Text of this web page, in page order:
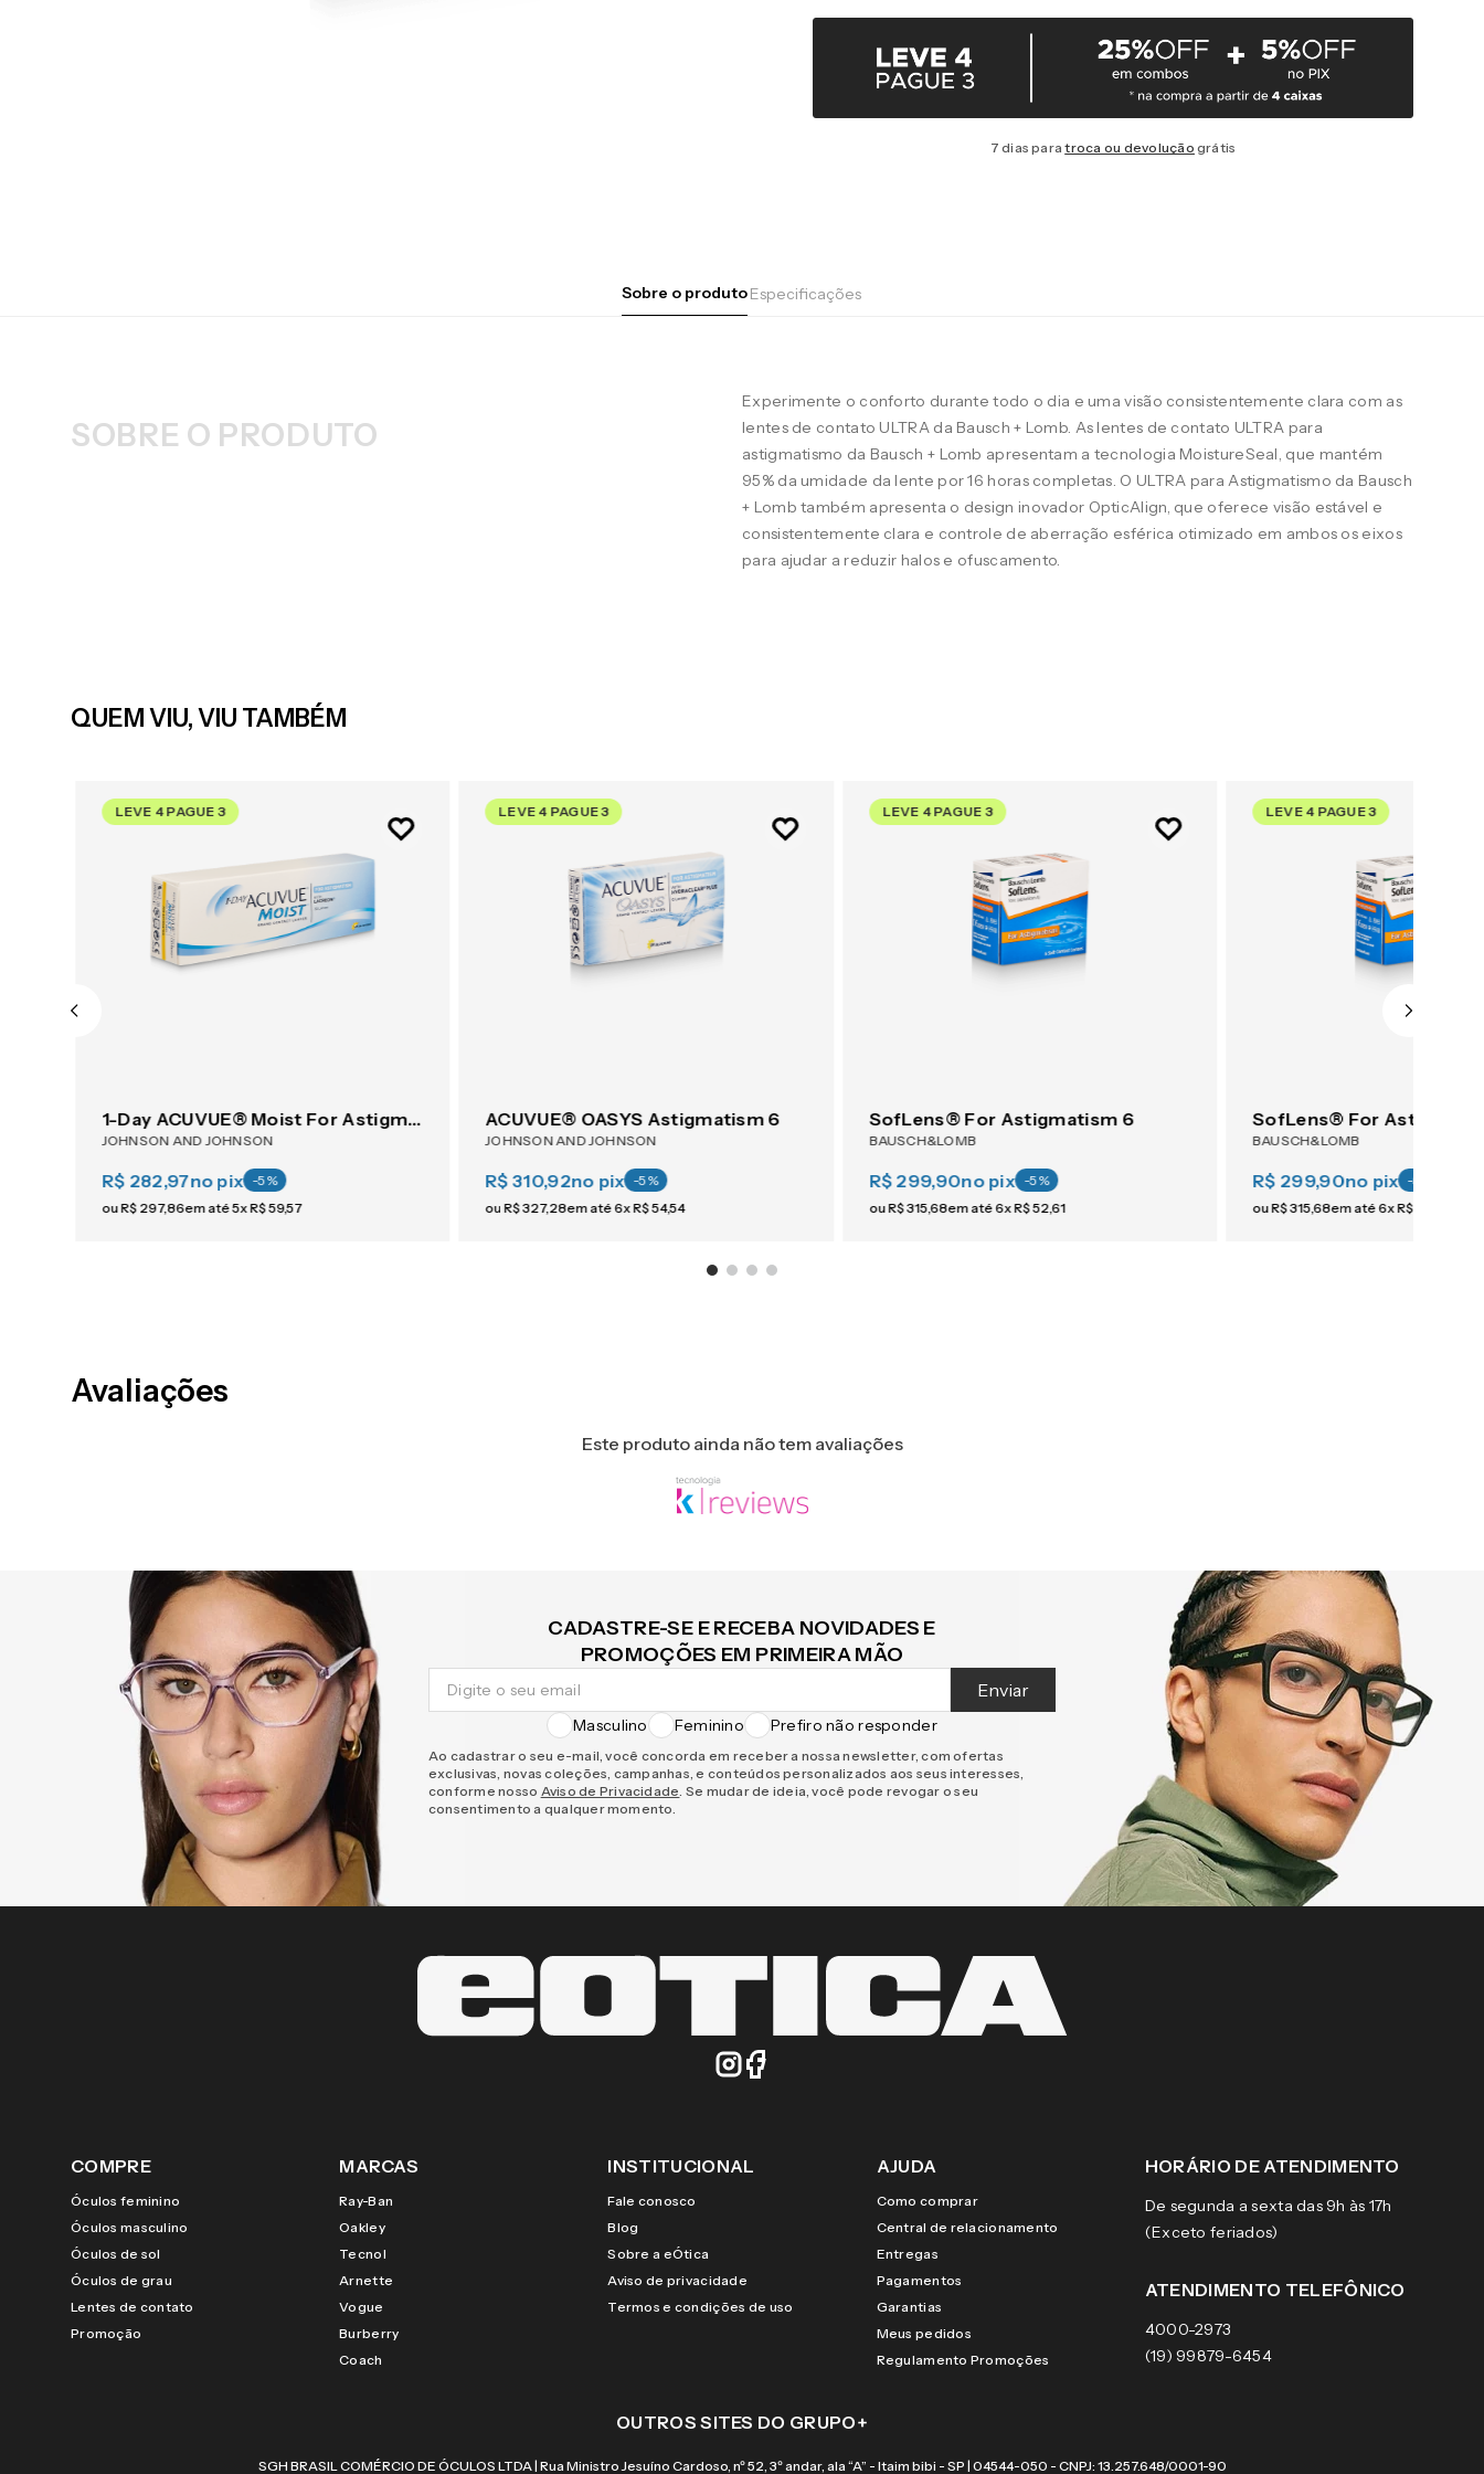
7 dias paratroca ou devolução grátis
Sobre o produtoEspecificações
SOBRE O PRODUTO
Experimente o conforto durante todo o dia e uma visão consistentemente clara com as
lentes de contato ULTRA da Bausch + Lomb. As lentes de contato ULTRA para
astigmatismo da Bausch + Lomb apresentam a tecnologia MoistureSeal, que mantém
95% da umidade da lente por 16 horas completas. O ULTRA para Astigmatismo da Bausch
+ Lomb também apresenta o design inovador OpticAlign, que oferece visão estável e
consistentemente clara e controle de aberração esférica otimizado em ambos os eixos
para ajudar a reduzir halos e ofuscamento.
QUEM VIU, VIU TAMBÉM
LEVE 4 PAGUE 3
1-Day ACUVUE® Moist For Astigmatism 30
JOHNSON AND JOHNSON
R$ 282,97no pix -5%
ouR$ 297,86em até5xR$59,57
LEVE 4 PAGUE 3
ACUVUE® OASYS Astigmatism 6
JOHNSON AND JOHNSON
R$ 310,92no pix -5%
ouR$327,28em até6xR$54,54
LEVE 4 PAGUE 3
SofLens® For Astigmatism 6
BAUSCH&LOMB
R$ 299,90no pix -5%
ouR$315,68em até6xR$52,61
LEVE 4 PAGUE 3
SofLens® For
BAUSCH&LOMB
R$ 299,90no pix -5
ouR$315,68em até6xR$
Avaliações
Este produto ainda não tem avaliações
CADASTRE-SE E RECEBA NOVIDADES E
PROMOÇÕES EM PRIMEIRA MÃO
Enviar
Masculino Feminino Prefiro não responder
Ao cadastrar o seu e-mail, você concorda em receber a nossa newsletter, com ofertas
exclusivas, novas coleções, campanhas, e conteúdos personalizados aos seus interesses,
conforme nosso Aviso de Privacidade. Se mudar de ideia, você pode revogar o seu
consentimento a qualquer momento.
COMPRE
Óculos feminino
Óculos masculino
Óculos de sol
Óculos de grau
Lentes de contato
Promoção
MARCAS
Ray-Ban
Oakley
Tecnol
Arnette
Vogue
Burberry
Coach
INSTITUCIONAL
Fale conosco
Blog
Sobre a eÓtica
Aviso de privacidade
Termos e condições de uso
AJUDA
Como comprar
Central de relacionamento
Entregas
Pagamentos
Garantias
Meus pedidos
Regulamento Promoções
HORÁRIO DE ATENDIMENTO
De segunda a sexta das 9h às 17h
(Exceto feriados)
ATENDIMENTO TELEFÔNICO
4000-2973
(19) 99879-6454
OUTROS SITES DO GRUPO+
SGH BRASIL COMÉRCIO DE ÓCULOS LTDA | Rua Ministro Jesuíno Cardoso, nº 52, 3º andar, ala “A” - Itaim bibi - SP | 04544-050 - CNPJ: 13.257.648/0001-90